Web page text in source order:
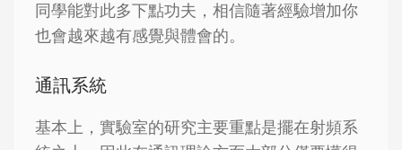
同學能對此多下點功夫，相信隨著經驗增加你
也會越來越有感覺與體會的。
通訊系統
基本上，實驗室的研究主要重點是擺在射頻系